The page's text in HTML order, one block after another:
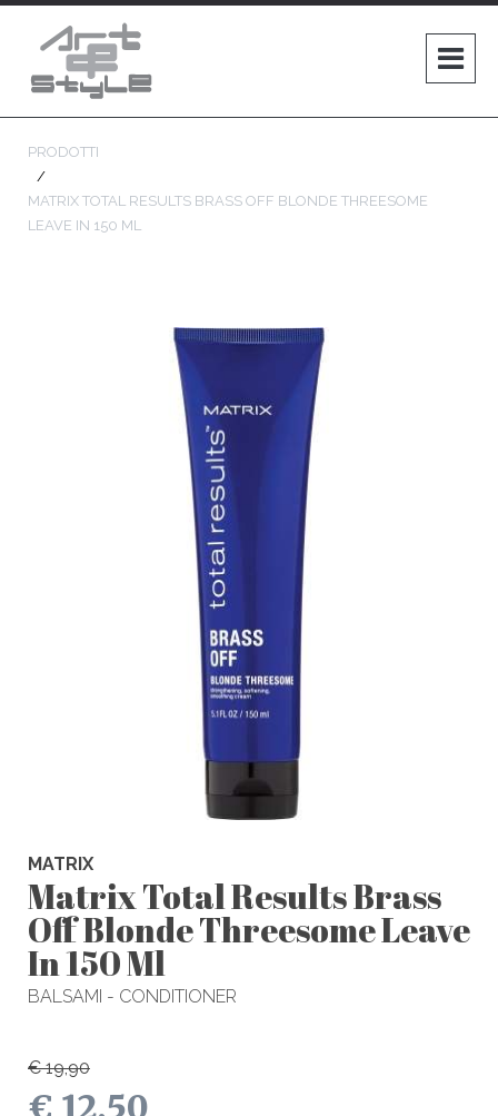
PRODOTTI
MATRIX TOTAL RESULTS BRASS OFF BLONDE THREESOME
LEAVE IN 150 ML
MATRIX
Matrix Total Results Brass
Off Blonde Threesome Leave
In 150 Ml
BALSAMI - CONDITIONER
€ 19,90
€ 12,50